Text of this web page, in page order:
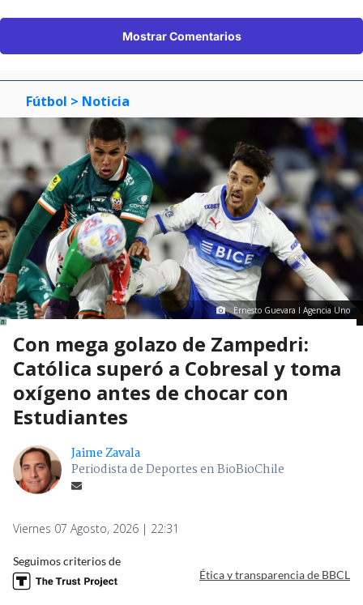
Mostrar Comentarios
Fútbol > Noticia
Ernesto Guevara I Agencia Uno
Con mega golazo de Zampedri:
Católica superó a Cobresal y toma
oxígeno antes de chocar con
Estudiantes
Jaime Zavala
Periodista de Deportes en BioBioChile
Viernes 07 Agosto, 2026 | 22:31
Seguimos criterios de
Ética y transparencia de BBCL